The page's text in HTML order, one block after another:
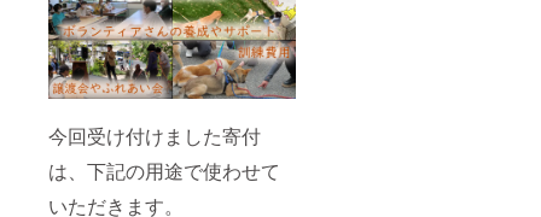
今回受け付けました寄付
は、下記の用途で使わせて
いただきます。